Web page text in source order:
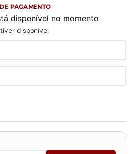
PAGAMENTO
disponível no momento
disponível